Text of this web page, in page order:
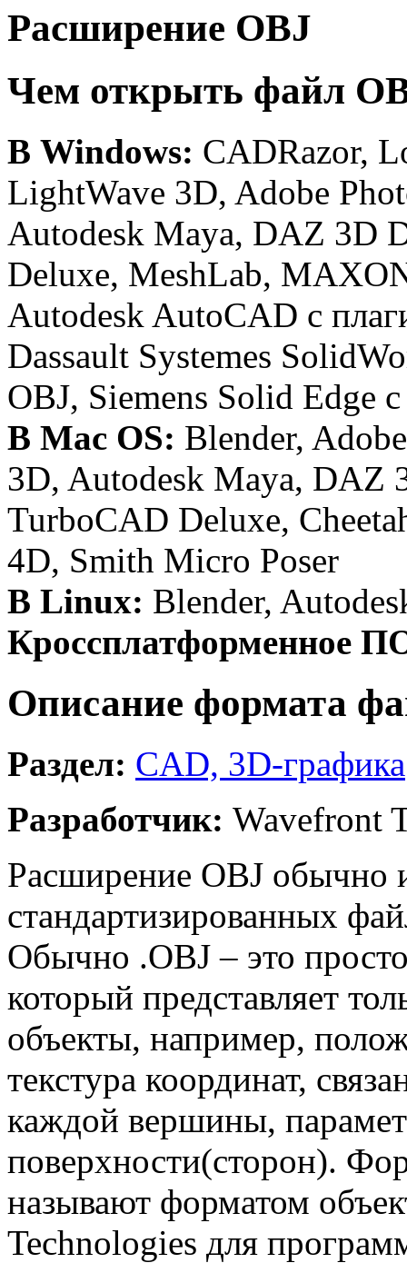
Расширение OBJ
Чем открыть файл
В Windows: CADRazor,
LightWave 3D, Adobe
Autodesk Maya, DAZ 3D
Deluxe, MeshLab,
Autodesk AutoCAD с
Dassault Systemes
OBJ, Siemens Solid Edge
В Mac OS: Blender,
3D, Autodesk Maya, DAZ
TurboCAD Deluxe,
4D, Smith Micro Poser
В Linux: Blender,
Кроссплатформенное
Описание формата
Раздел: CAD, 3D-графика
Разработчик: Wavefront
Расширение OBJ обычно
стандартизированных
Обычно .OBJ – это
который представляет
объекты, например,
текстура координат,
каждой вершины,
поверхности(сторон).
называют форматом
Technologies для